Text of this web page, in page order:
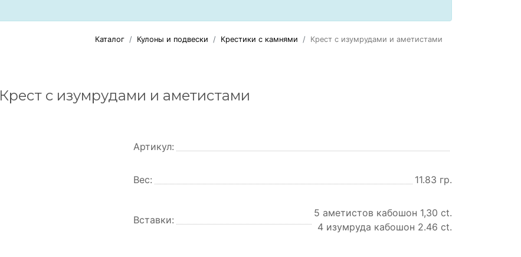
Каталог Кулоны и подвески Крестики с камнями Крест с изумрудами и аметистами
Крест с изумрудами и аметистами
Артикул:
Вес: 11.83 гр.
Вставки:
5 аметистов кабошон 1,30 ct.
4 изумруда кабошон 2.46 ct.